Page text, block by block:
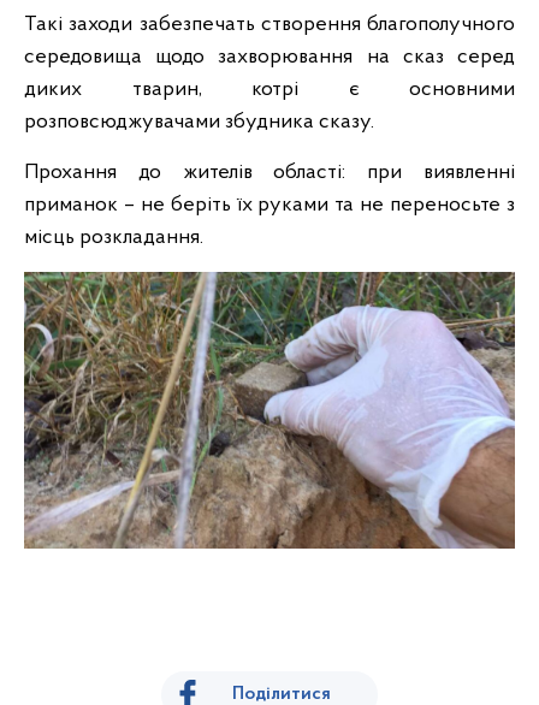
Такі заходи забезпечать створення благополучного
середовища щодо захворювання на сказ серед
диких тварин, котрі є основними
розповсюджувачами збудника сказу.
Прохання до жителів області: при виявленні
приманок – не беріть їх руками та не переносьте з
місць розкладання.
Поділитися